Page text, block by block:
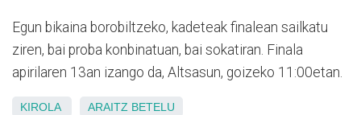
Egun bikaina borobiltzeko, kadeteak finalean sailkatu
ziren, bai proba konbinatuan, bai sokatiran. Finala
apirilaren 13an izango da, Altsasun, goizeko 11:00etan.
KIROLA ARAITZ BETELU